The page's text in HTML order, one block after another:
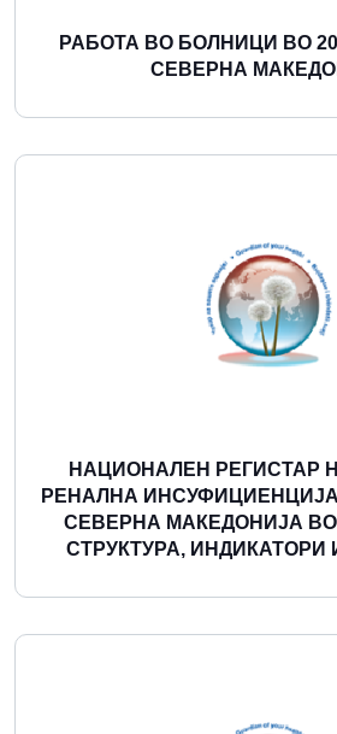
РАБОТА ВО БОЛНИЦИ ВО
СЕВЕРНА
Повеќе
НАЦИОНАЛЕН РЕГИСТАР
РЕНАЛНА
СЕВЕРНА МАКЕДОНИЈА ВО
СТРУКТУРА, ИНДИКАТОРИ